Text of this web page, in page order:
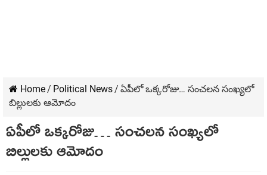
Home/ Political News/ ఏపీలో ఒక్కరోజు… సంచలన సంఖ్యలో
బిల్లులకు ఆమోదం
ఏపీలో ఒక్కరోజు… సంచలన సంఖ్యలో
బిల్లులకు ఆమోదం